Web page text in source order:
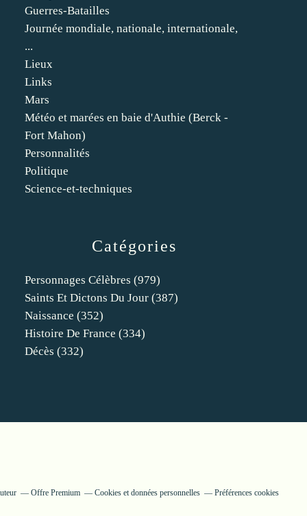
Catégories
Personnages Célèbres (979)
Saints Et Dictons Du Jour (387)
Naissance (352)
Histoire De France (334)
Décès (332)
Guerres-Batailles
Journée mondiale, nationale, internationale,
...
Lieux
Links
Mars
Météo et marées en baie d'Authie (Berck -
Fort Mahon)
Personnalités
Politique
Science-et-techniques
Offre Premium Cookies et données personnelles Préférences cookies